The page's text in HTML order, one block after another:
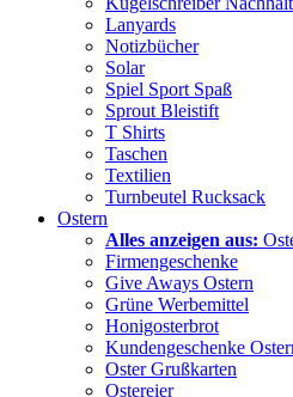
Lanyards
Notizbücher
Solar
Spiel Sport Spaß
Sprout Bleistift
T Shirts
Taschen
Textilien
Turnbeutel Rucksack
Ostern
Alles anzeigen aus:
Firmengeschenke
Give Aways Ostern
Grüne Werbemittel
Honigosterbrot
Kundengeschenke
Oster Grußkarten
Ostereier